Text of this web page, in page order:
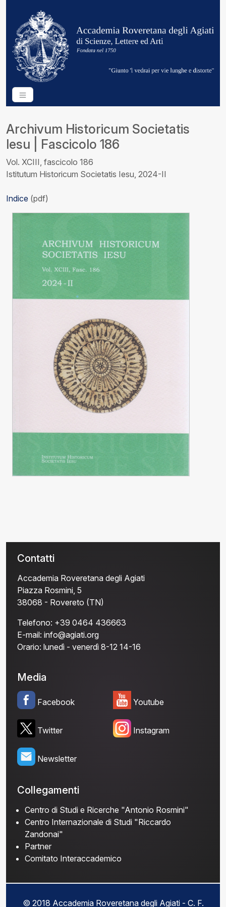
Archivum Historicum Societatis
Iesu | Fascicolo 186
Vol. XCIII, fascicolo 186
Istitutum Historicum Societatis Iesu, 2024-II
Indice (pdf)
Contatti
Accademia Roveretana degli Agiati
Piazza Rosmini, 5
38068 - Rovereto (TN)
Telefono: +39 0464 436663
E-mail: info@agiati.org
Orario: lunedì - venerdì 8-12 14-16
Media
Facebook
Twitter
Newsletter
Youtube
Instagram
Collegamenti
Centro di Studi e Ricerche "Antonio Rosmini"
Centro Internazionale di Studi "Riccardo
Zandonai"
Partner
Comitato Interaccademico
© 2018 Accademia Roveretana degli Agiati - C. F.